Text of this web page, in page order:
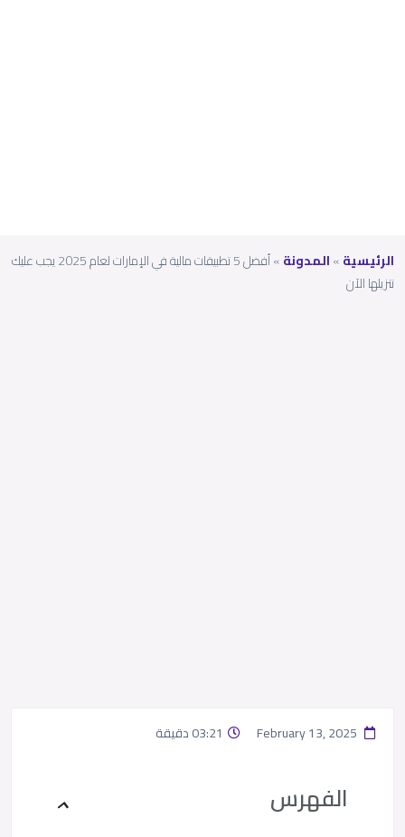
الرئيسية»المدونة»
أفضل 5 تطبيقات مالية في الإمارات لعام 2025 يجب عليك
تنزيلها الآن
03:21 دقيقة
الفهرس